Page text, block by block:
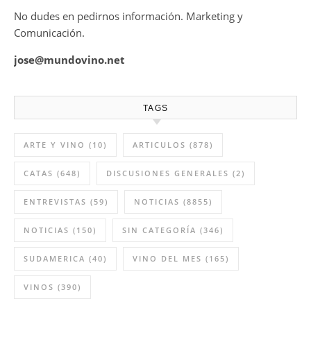
No dudes en pedirnos información. Marketing y
Comunicación.
jose@mundovino.net
TAGS
ARTE Y VINO (10) ARTICULOS (878)
CATAS (648) DISCUSIONES GENERALES (2)
ENTREVISTAS (59) NOTICIAS (8855)
NOTICIAS (150) SIN CATEGORÍA (346)
SUDAMERICA (40) VINO DEL MES (165)
VINOS (390)